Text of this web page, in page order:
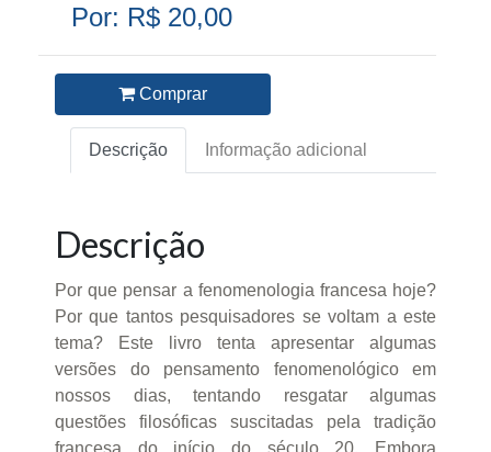
Por: R$ 20,00
Comprar
Descrição Informação adicional
Descrição
Por que pensar a fenomenologia francesa hoje?
Por que tantos pesquisadores se voltam a este
tema? Este livro tenta apresentar algumas
versões do pensamento fenomenológico em
nossos dias, tentando resgatar algumas
questões filosóficas suscitadas pela tradição
francesa do início do século 20. Embora